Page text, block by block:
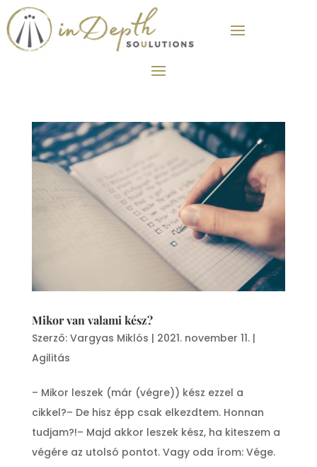
Mikor van valami kész?
Szerző: Vargyas Miklós | 2021. november 11.|
Agilitás
– Mikor leszek (már (végre)) kész ezzel a
cikkel?– De hisz épp csak elkezdtem. Honnan
tudjam?!– Majd akkor leszek kész, ha kiteszem a
végére az utolsó pontot. Vagy oda írom: Vége.